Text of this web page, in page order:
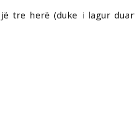
tre herë (duke i lagur